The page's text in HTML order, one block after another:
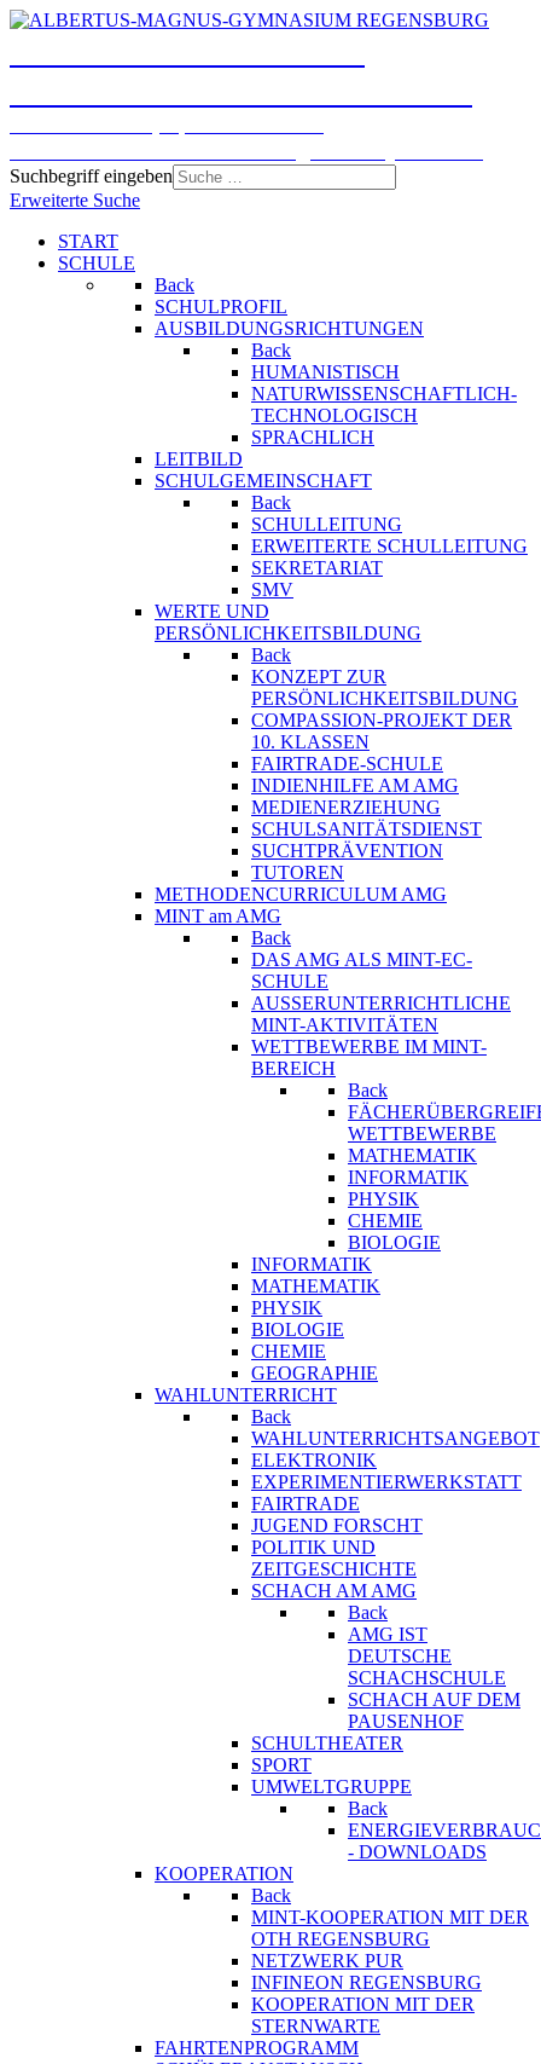
Suchbegriff eingeben
Erweiterte Suche
START
SCHULE
Back
SCHULPROFIL
AUSBILDUNGSRICHTUNGEN
Back
HUMANISTISCH
NATURWISSENSCHAFTLICH-
TECHNOLOGISCH
SPRACHLICH
LEITBILD
SCHULGEMEINSCHAFT
Back
SCHULLEITUNG
ERWEITERTE SCHULLEITUNG
SEKRETARIAT
SMV
WERTE UND
PERSÖNLICHKEITSBILDUNG
Back
KONZEPT ZUR
PERSÖNLICHKEITSBILDUNG
COMPASSION-PROJEKT DER
10. KLASSEN
FAIRTRADE-SCHULE
INDIENHILFE AM AMG
MEDIENERZIEHUNG
SCHULSANITÄTSDIENST
SUCHTPRÄVENTION
TUTOREN
METHODENCURRICULUM AMG
MINT am AMG
Back
DAS AMG ALS MINT-EC-
SCHULE
AUSSERUNTERRICHTLICHE
MINT-AKTIVITÄTEN
WETTBEWERBE IM MINT-
BEREICH
Back
WETTBEWERBE
MATHEMATIK
INFORMATIK
PHYSIK
CHEMIE
BIOLOGIE
INFORMATIK
MATHEMATIK
PHYSIK
BIOLOGIE
CHEMIE
GEOGRAPHIE
WAHLUNTERRICHT
Back
WAHLUNTERRICHTSANGEBOT
ELEKTRONIK
EXPERIMENTIERWERKSTATT
FAIRTRADE
JUGEND FORSCHT
POLITIK UND
ZEITGESCHICHTE
SCHACH AM AMG
Back
AMG IST
DEUTSCHE
SCHACHSCHULE
SCHACH AUF DEM
PAUSENHOF
SCHULTHEATER
SPORT
UMWELTGRUPPE
Back
- DOWNLOADS
KOOPERATION
Back
MINT-KOOPERATION MIT DER
OTH REGENSBURG
NETZWERK PUR
INFINEON REGENSBURG
KOOPERATION MIT DER
STERNWARTE
FAHRTENPROGRAMM